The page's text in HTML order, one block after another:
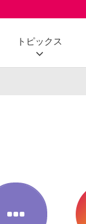
トピックス